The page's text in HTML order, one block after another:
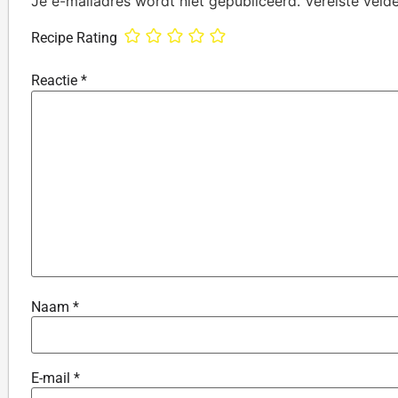
Recipe Rating
Reactie *
Naam *
E-mail *